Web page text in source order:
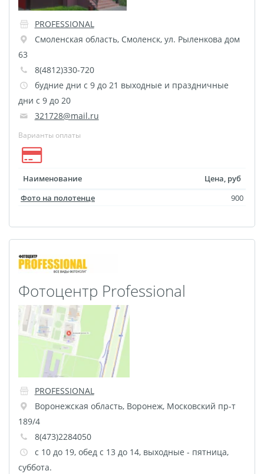
Печать на CD/DVD
Металлическая
пластина
Фото на медали
Коврик для мыши
Фото на брелках
Фото на часах
Фото на галстуке
Фото на фартуке
Фото на сумке
Фотомагниты
Фото на кружках
Фото на бейсболке
Фото на значке
Фотосъемка в студии
Сланцы
Бессмертный полк
Ритуальная керамика
Полотенце с именем
Обложка для
Брелок Госномер
Кухонные
принадлежности
PROFESSIONAL
Смоленская область, Смоленск, ул. Рыленкова дом
63
8(4812)330-720
будние дни с 9 до 21 выходные и праздничные
дни с 9 до 20
321728@mail.ru
Варианты оплаты
Наименование
Цена, руб
Фото на полотенце
900
Фотоцентр Professional
PROFESSIONAL
Воронежская область, Воронеж, Московский пр-т
189/4
8(473)2284050
c 10 до 19, обед с 13 до 14, выходные - пятница,
суббота.